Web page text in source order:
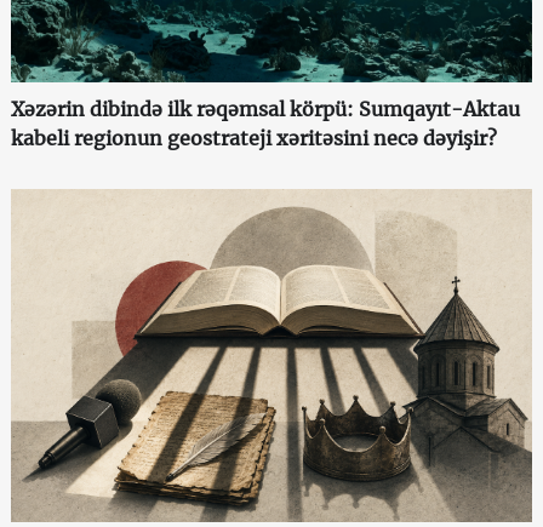
Xəzərin dibində ilk rəqəmsal körpü: Sumqayıt-Aktau
kabeli regionun geostrateji xəritəsini necə dəyişir?